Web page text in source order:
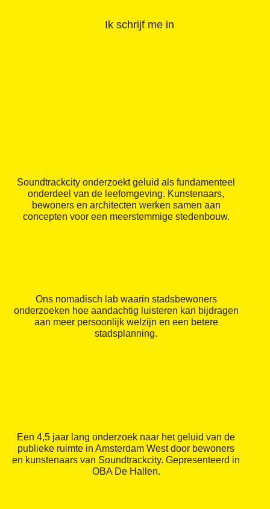
Ik schrijf me in
Soundtrackcity onderzoekt geluid als fundamenteel
onderdeel van de leefomgeving. Kunstenaars,
bewoners en architecten werken samen aan
concepten voor een meerstemmige stedenbouw.
Ons nomadisch lab waarin stadsbewoners
onderzoeken hoe aandachtig luisteren kan bijdragen
aan meer persoonlijk welzijn en een betere
stadsplanning.
Een 4,5 jaar lang onderzoek naar het geluid van de
publieke ruimte in Amsterdam West door bewoners
en kunstenaars van Soundtrackcity. Gepresenteerd in
OBA De Hallen.